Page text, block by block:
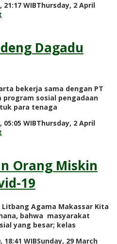
WIBThursday, 2 April
Dagadu
bekerja sama dengan PT
program sosial pengadaan
para tenaga
WIBThursday, 2 April
Orang Miskin
19
Litbang Agama Makassar Kita
bahwa masyarakat
yang besar; kelas
18:41 WIBSunday, 29 March